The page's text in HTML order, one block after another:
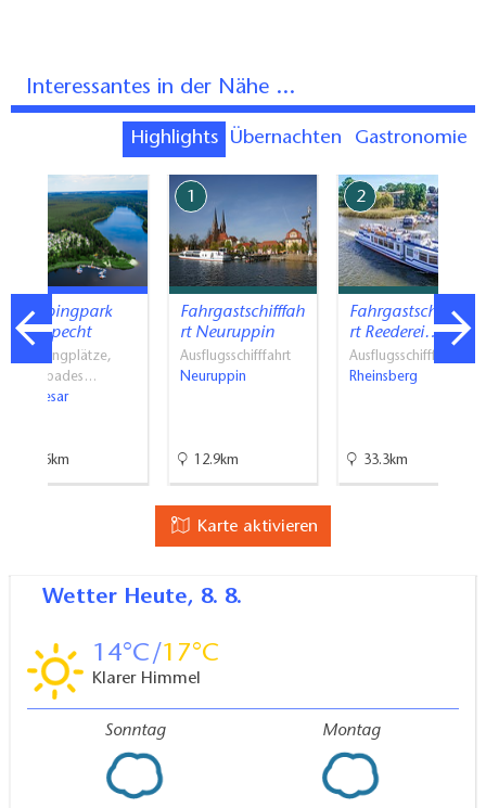
Interessantes in der Nähe ...
Highlights Übernachten Gastronomie
Campingpark
Buntspecht
Campingplätze,
Naturbades…
Ferchesar
45.6km
1
Fahrgastschifffah
rt Neuruppin
Ausflugsschifffahrt
Neuruppin
12.9km
2
Fahrgastschifffah
rt Reederei…
Ausflugsschifffahrt
Rheinsberg
33.3km
Karte aktivieren
Wetter Heute, 8. 8.
14 17
Klarer Himmel
Sonntag Montag